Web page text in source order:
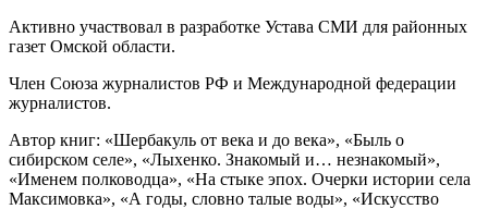
Активно участвовал в разработке Устава СМИ для районных
газет Омской области.
Член Союза журналистов РФ и Международной федерации
журналистов.
Автор книг: «Шербакуль от века и до века», «Быль о
сибирском селе», «Лыхенко. Знакомый и… незнакомый»,
«Именем полководца», «На стыке эпох. Очерки истории села
Максимовка», «А годы, словно талые воды», «Искусство